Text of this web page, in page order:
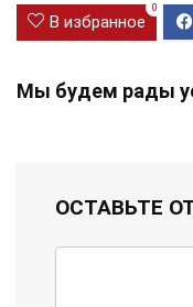
В избранное
0
Мы будем рады
ОСТАВЬТЕ